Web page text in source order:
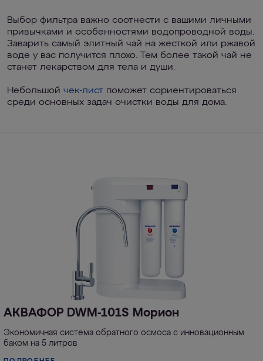
Выбор фильтра важно соотнести с вашими личными
привычками и особенностями водопроводной воды.
Заварить самый элитный чай на жесткой или ржавой
воде у вас получится плохо. Тем более такой чай не
станет лекарством для тела и души.
Небольшой чек-лист поможет сориентироваться
среди основных задач очистки воды для дома.
АКВАФОР DWM-101S Морион
Экономичная система обратного осмоса с инновационным
баком на 5 литров